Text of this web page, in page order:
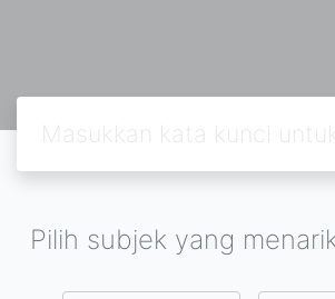
Pilih subjek yang